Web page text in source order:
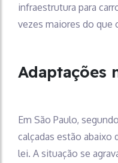
infraestrutura para
vezes maiores do
Adaptações
Em São Paulo,
calçadas estão abaixo
lei. A situação se